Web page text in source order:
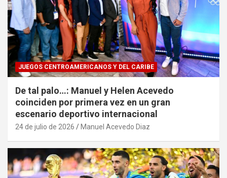
JUEGOS CENTROAMERICANOS Y DEL CARIBE
De tal palo…: Manuel y Helen Acevedo
coinciden por primera vez en un gran
escenario deportivo internacional
24 de julio de 2026 Manuel Acevedo Diaz